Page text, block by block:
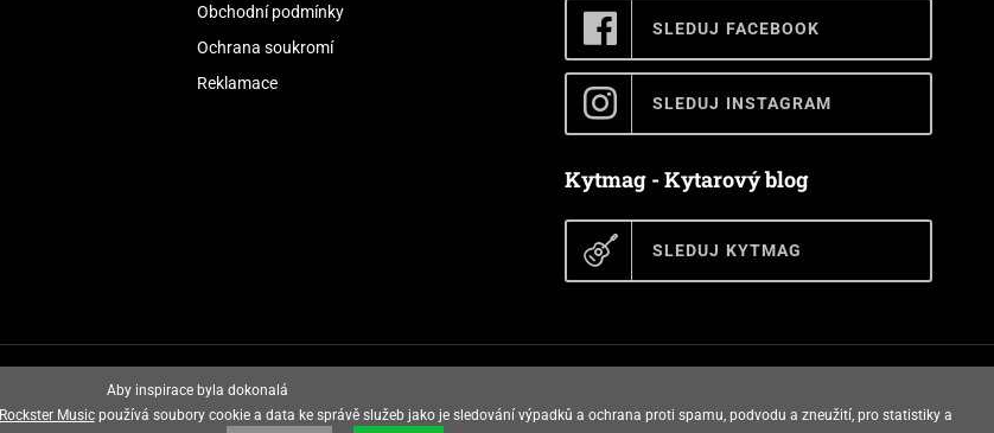
Obchodní podmínky
Ochrana soukromí
Reklamace
SLEDUJ FACEBOOK
SLEDUJ INSTAGRAM
Kytmag - Kytarový blog
SLEDUJ KYTMAG
Aby inspirace byla dokonalá
Rockster Musicpoužívá soubory cookie a data ke správě služeb jako je sledování výpadků a ochrana proti spamu, podvodu a zneužití, pro statistiky a